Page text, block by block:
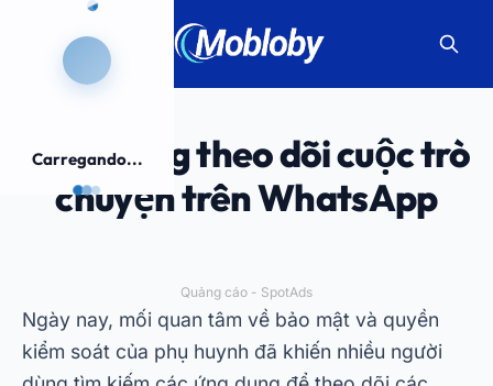
Carregando...
Ứng dụng theo dõi cuộc trò
chuyện trên WhatsApp
Quảng cáo - SpotAds
Ngày nay, mối quan tâm về bảo mật và quyền
kiểm soát của phụ huynh đã khiến nhiều người